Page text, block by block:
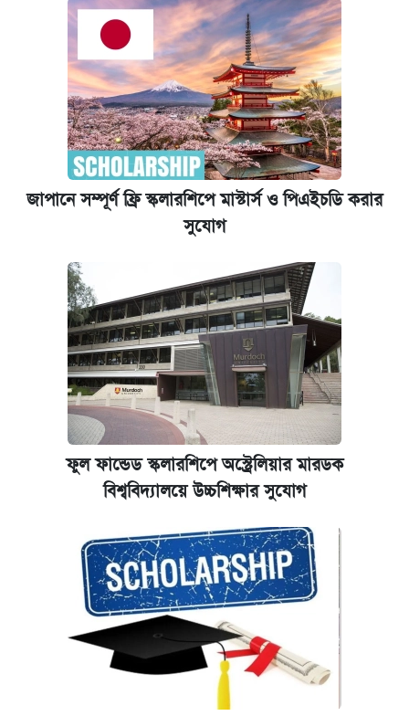
জাপানে সম্পূর্ণ ফ্রি স্কলারশিপে মাস্টার্স ও পিএইচডি করার
সুযোগ
ফুল ফান্ডেড স্কলারশিপে অস্ট্রেলিয়ার মারডক
বিশ্ববিদ্যালয়ে উচ্চশিক্ষার সুযোগ